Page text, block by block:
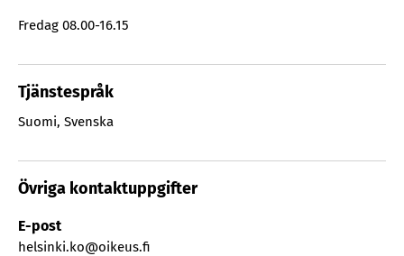
Fredag 08.00-16.15
Tjänstespråk
Suomi, Svenska
Övriga kontaktuppgifter
E-post
helsinki.ko@oikeus.fi